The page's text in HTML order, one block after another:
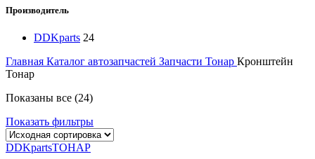
Производитель
DDKparts 24
Главная Каталог автозапчастей Запчасти Тонар Кронштейн
Тонар
Показаны все (24)
Показать фильтры
DDKpartsТОНАР